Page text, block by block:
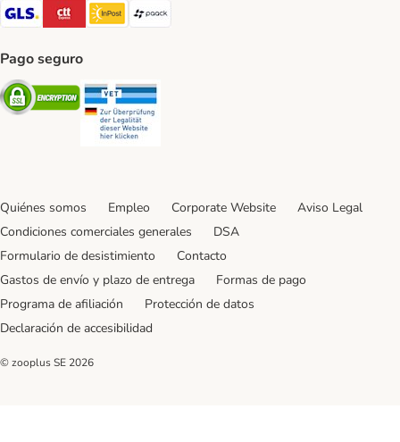
GLS Shipping Method
CTTExpress Shipping Method
InPost Shipping Method
paack Shipping Method
Pago seguro
Security
Quiénes somos Empleo Corporate Website
Aviso Legal
Condiciones comerciales generales
DSA
Formulario de desistimiento
Contacto
Gastos de envío y plazo de entrega
Formas de pago
Programa de afiliación
Protección de datos
Declaración de accesibilidad
© zooplus SE 2026